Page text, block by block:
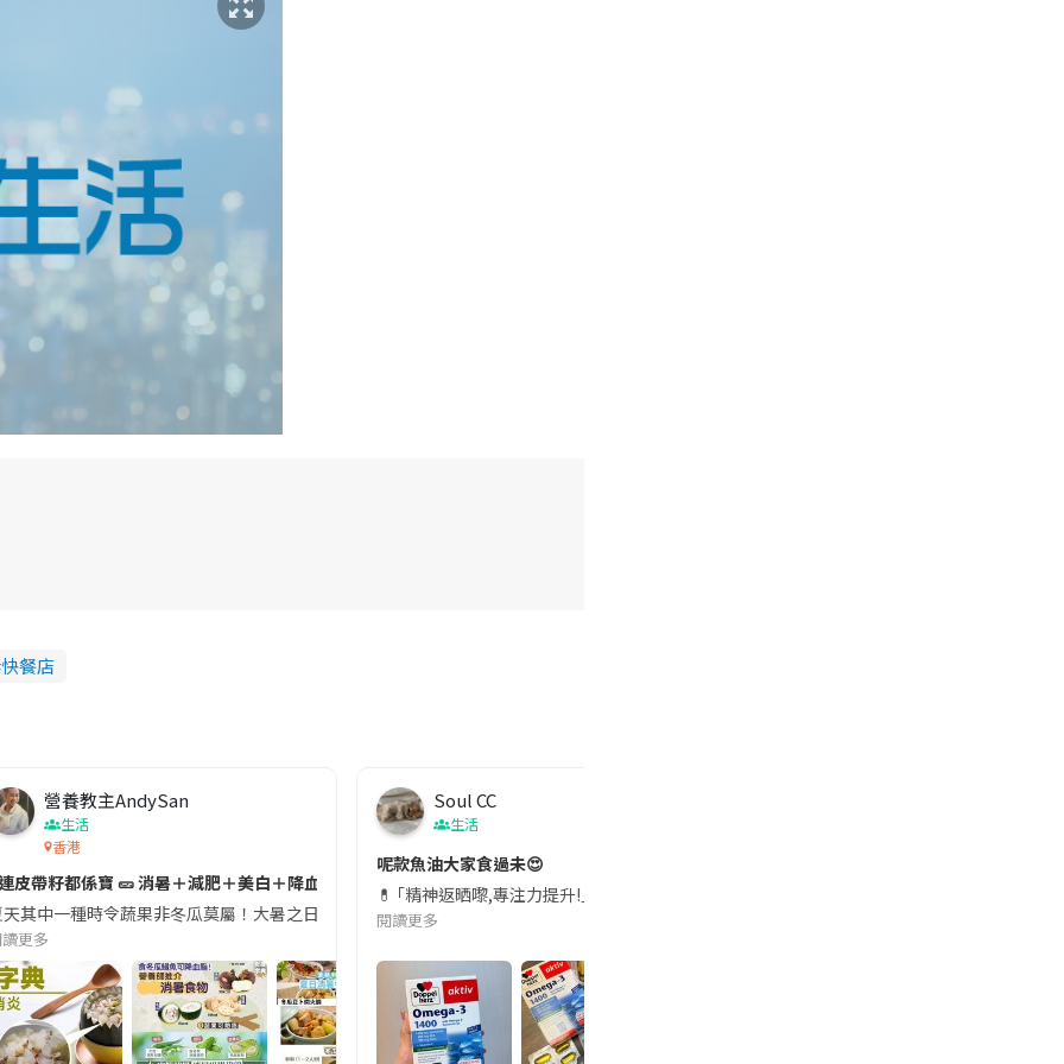
快餐店
期要特別留意隨身行李中的行動電源。一名旅客日前在機場安檢時，明明攜帶的行動電源機身已標示「10000mAh」，卻仍被要求當場丟
營養教主AndySan
生活
香港
皮帶籽都係寶 🥒 消暑＋減肥＋美白＋降血脂
其中一種時令蔬果非冬瓜莫屬！大暑之日，點都要飲碗冬瓜湯消暑解渴！除了解暑，冬瓜仲有好多鮮為人知嘅好處：減肥、消水腫、降血
更多
Soul CC
生活
呢款魚油大家食過未😍
💊 ｢精神返晒嚟,專注力提升!｣ 長時間對住電腦､剪片寫稿,成日覺得眼睛乾澀､腦袋好似｢斷
閱讀更多